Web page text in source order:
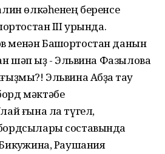
өлкәһенең беренсе
III урында.
менән Башҡортостан данын
шәп ҡыҙ - Эльвина Фазылова
Эльвина Абҙаҡ тау
мәктәбе
ғына ла түгел,
составында
Раушания